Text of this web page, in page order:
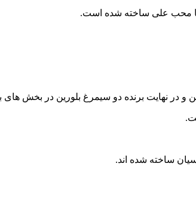
محب علی ساخته شده است.
ساخته شده اند.